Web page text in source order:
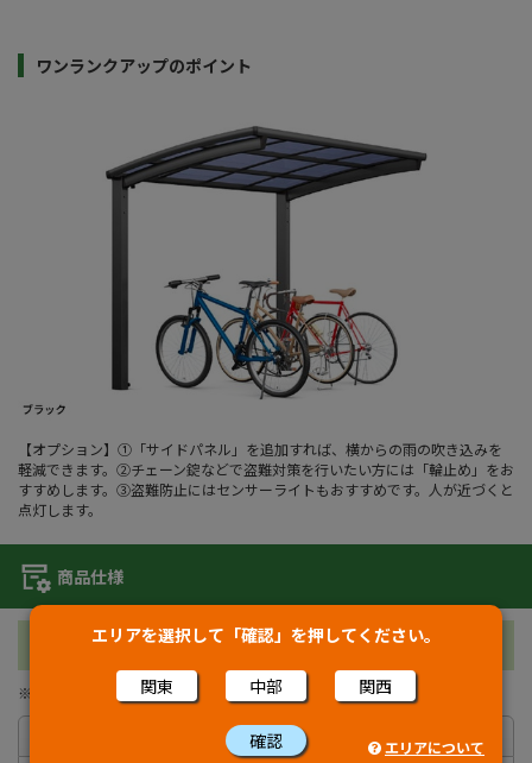
ワンランクアップのポイント
【オプション】①「サイドパネル」を追加すれば、横からの雨の吹き込みを
軽減できます。②チェーン錠などで盗難対策を行いたい方には「輪止め」をお
すすめします。③盗難防止にはセンサーライトもおすすめです。人が近づくと
点灯します。
エリアを選択して「確認」を押してください。
関東 中部 関西
確認 エリアについて
商品仕様
※切り詰め加工（カット）も可能です。